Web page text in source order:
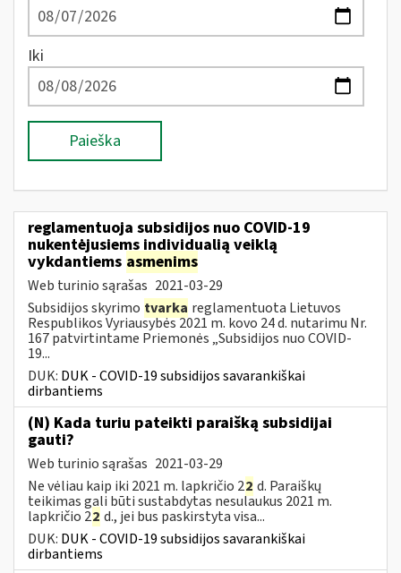
Iki
Paieška
reglamentuoja subsidijos nuo COVID-19
nukentėjusiems individualią veiklą
vykdantiems asmenims
Web turinio sąrašas 2021-03-29
Subsidijos skyrimo tvarka reglamentuota Lietuvos
Respublikos Vyriausybės 2021 m. kovo 24 d. nutarimu Nr.
167 patvirtintame Priemonės „Subsidijos nuo COVID-
19...
DUK: DUK - COVID-19 subsidijos savarankiškai
dirbantiems
(N) Kada turiu pateikti paraišką subsidijai
gauti?
Web turinio sąrašas 2021-03-29
Ne vėliau kaip iki 2021 m. lapkričio 22 d. Paraiškų
teikimas gali būti sustabdytas nesulaukus 2021 m.
lapkričio 22 d., jei bus paskirstyta visa...
DUK: DUK - COVID-19 subsidijos savarankiškai
dirbantiems